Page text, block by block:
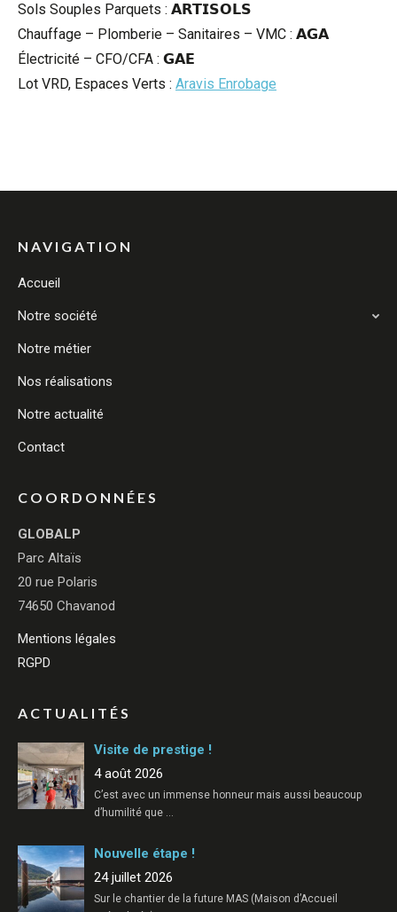
Sols Souples Parquets : 𝗔𝗥𝗧𝗜𝗦𝗢𝗟𝗦
Chauffage – Plomberie – Sanitaires – VMC : 𝗔𝗚𝗔
Électricité – CFO/CFA : 𝗚𝗔𝗘
Lot VRD, Espaces Verts : Aravis Enrobage
NAVIGATION
Accueil
Notre société
Notre métier
Nos réalisations
Notre actualité
Contact
COORDONNÉES
GLOBALP
Parc Altaïs
20 rue Polaris
74650 Chavanod
Mentions légales
RGPD
ACTUALITÉS
Visite de prestige !
4 août 2026
C’est avec un immense honneur mais aussi beaucoup
d’humilité que …
Nouvelle étape !
24 juillet 2026
Sur le chantier de la future MAS (Maison d’Accueil